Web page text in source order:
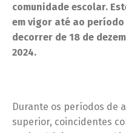
comunidade escolar.
em vigor até ao
decorrer de 18 de
2024.
Durante os períodos de
superior, coincidentes